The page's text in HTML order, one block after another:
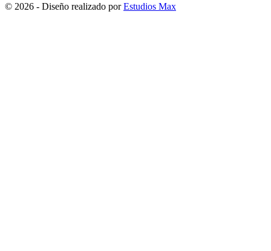
© 2026 - Diseño realizado porEstudios Max